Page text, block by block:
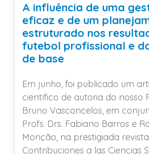
A influência de uma
eficaz e de um
estruturado nos
futebol profissional e
de base
Em junho, foi publicado um
científico de autoria do nosso
Bruno Vasconcelos, em
Profs. Drs. Fabiano Barros e
Monção, na prestigiada revista
Contribuciones a las Ciencias